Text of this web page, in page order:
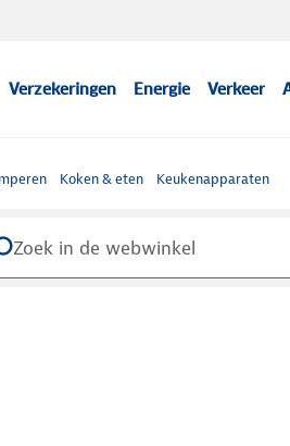
Verzekeringen Energie Verkeer
Koken & eten Keukenapparaten